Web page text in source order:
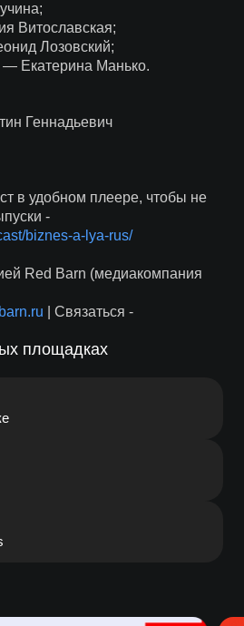
Витославская;
Лозовский;
Екатерина Манько.
Геннадьевич
в удобном плеере, чтобы не
-
biznes-a-lya-rus/
Red Barn (медиакомпания
| Связаться -
площадках